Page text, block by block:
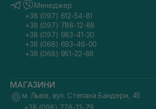
Менеджер
+38 (097) 612-54-81
+38 (097) 788-12-88
+38 (097) 983-41-20
+38 (068) 693-46-00
+38 (068) 951-22-86
МАГАЗИНИ
м. Львів, вул. Степана Бандери, 45
+38 (098) 778-13-79